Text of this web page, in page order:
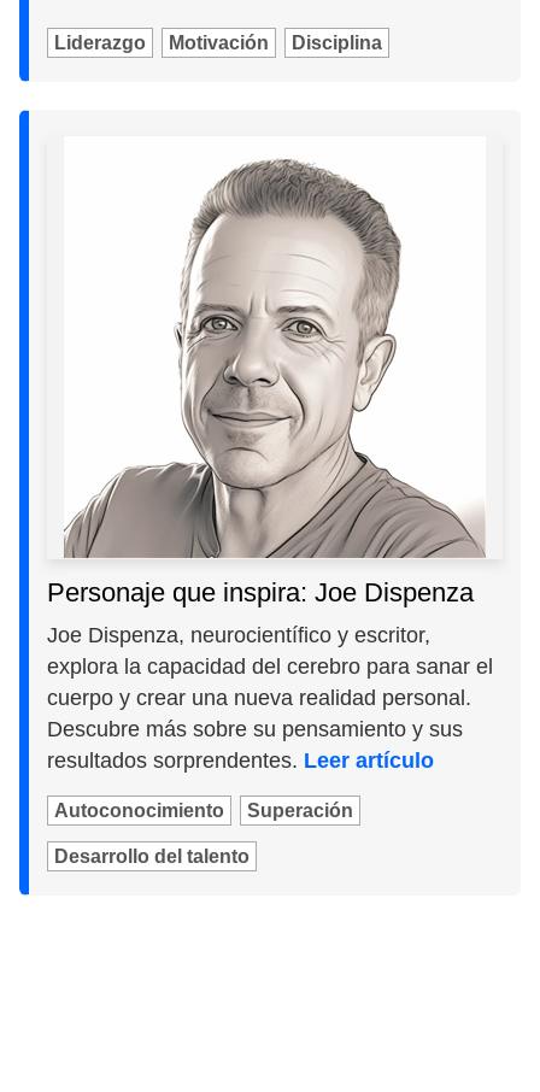
Liderazgo Motivación Disciplina
Personaje que inspira: Joe Dispenza
Joe Dispenza, neurocientífico y escritor,
explora la capacidad del cerebro para sanar el
cuerpo y crear una nueva realidad personal.
Descubre más sobre su pensamiento y sus
resultados sorprendentes. Leer artículo
Autoconocimiento Superación
Desarrollo del talento